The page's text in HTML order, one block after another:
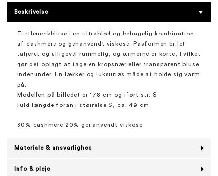
Beskrivelse
Turtleneckbluse i en ultrablød og behagelig kombination
af cashmere og genanvendt viskose. Pasformen er let
taljeret og alligevel rummelig, og ærmerne er korte, hvilket
gør det oplagt at tage en kropsnær eller transparent bluse
indenunder. En lækker og luksuriøs måde at holde sig varm
på.
Modellen på billedet er 178 cm og iført str. S
Fuld længde foran i størrelse S, ca. 49 cm.
80% cashmere 20% genanvendt viskose
Materiale & ansvarlighed
Info & pleje